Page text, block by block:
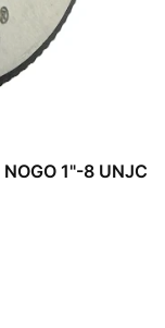
1"-8 UNJC